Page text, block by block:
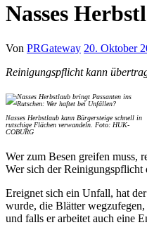
Nasses
Von PRGateway 20. Oktober
Reinigungspflicht kann
Nasses Herbstlaub kann Bürgersteige schnell in
rutschige Flächen verwandeln. Foto: HUK-
COBURG
Wer zum Besen greifen muss,
Wer sich der Reinigungspflicht
Ereignet sich ein Unfall, hat
wurde, die Blätter
und falls er arbeitet auch eine